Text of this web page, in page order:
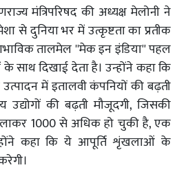
मंत्रिपरिषद की अध्यक्ष मेलोनी ने
से दुनिया भर में उत्कृष्टता का प्रतीक
तालमेल ''मेक इन इंडिया'' पहल
साथ दिखाई देता है। उन्होंने कहा कि
में इतालवी कंपनियों की बढ़ती
की बढ़ती मौजूदगी, जिसकी
1000 से अधिक हो चुकी है, एक
कहा कि ये आपूर्ति शृंखलाओं के